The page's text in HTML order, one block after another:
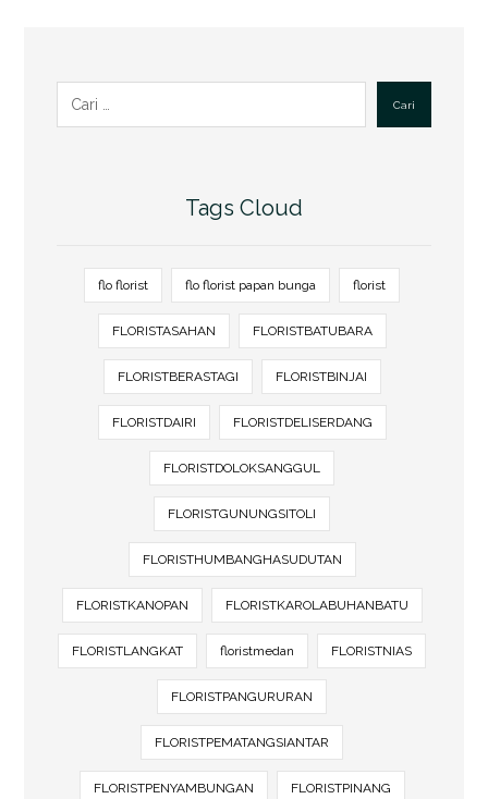
Cari
Tags Cloud
flo florist flo florist papan bunga florist
FLORISTASAHAN FLORISTBATUBARA
FLORISTBERASTAGI FLORISTBINJAI
FLORISTDAIRI FLORISTDELISERDANG
FLORISTDOLOKSANGGUL
FLORISTGUNUNGSITOLI
FLORISTHUMBANGHASUDUTAN
FLORISTKANOPAN FLORISTKAROLABUHANBATU
FLORISTLANGKAT floristmedan FLORISTNIAS
FLORISTPANGURURAN
FLORISTPEMATANGSIANTAR
FLORISTPENYAMBUNGAN FLORISTPINANG